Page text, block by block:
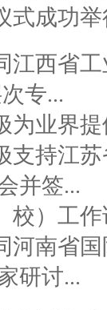
式成功举
江西省
专...
为业界
支持江
并签...
校）工
河南省
研讨...